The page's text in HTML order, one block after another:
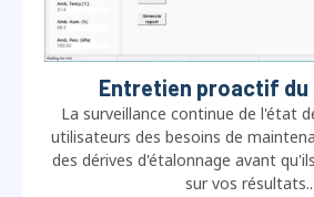
Entretien proactif du
La surveillance continue de l'état
utilisateurs des besoins de
des dérives d'étalonnage avant
sur vos résultats..